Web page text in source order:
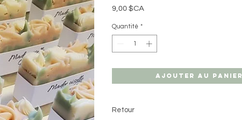
9,00 $CA
Quantité *
Ajouter au panier
Retour